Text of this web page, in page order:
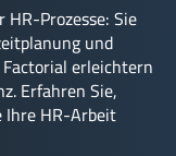
Prozesse: Sie
und
erleichtern
Erfahren Sie,
Ihre HR-Arbeit